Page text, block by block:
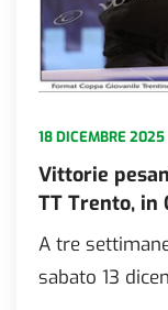
18 DICEMBRE 2025
Vittorie
TT Trento, in
A tre
sabato 13